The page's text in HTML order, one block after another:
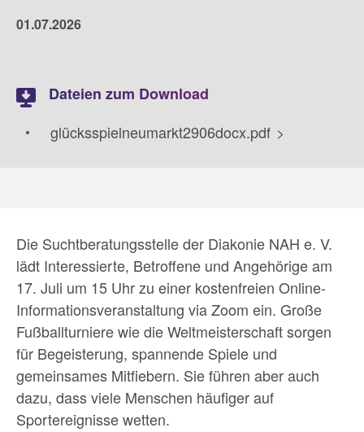
01.07.2026
Dateien zum Download
glücksspielneumarkt2906docx.pdf
Die Suchtberatungsstelle der Diakonie NAH e. V.
lädt Interessierte, Betroffene und Angehörige am
17. Juli um 15 Uhr zu einer kostenfreien Online-
Informationsveranstaltung via Zoom ein. Große
Fußballturniere wie die Weltmeisterschaft sorgen
für Begeisterung, spannende Spiele und
gemeinsames Mitfiebern. Sie führen aber auch
dazu, dass viele Menschen häufiger auf
Sportereignisse wetten.